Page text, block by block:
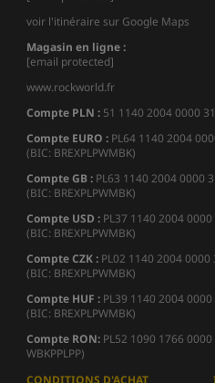
voir l'itinéraire sur Google Maps
Magasin en ligne :
[email protected]
www.rockworld.fr
Compte PLN : 51 1140 2004 0000
Compte EURO : PL64 1140 2004
(BIC: BREXPLPWMBK)
Compte GB : PL63 1140 2004 0000
(BIC: BREXPLPWMBK)
Compte USD : PL37 1140 2004
(BIC: BREXPLPWMBK)
Compte CZK : PL02 1140 2004
(BIC: BREXPLPWMBK)
Compte HUF : PL39 1140 2004
(BIC: BREXPLPWMBK)
Compte RON: PL52 1090 1766
WBKPPLPP)
CONDITIONS D'ACHAT